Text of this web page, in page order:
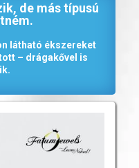
de más típusú
látható ékszereket
– drágakővel is